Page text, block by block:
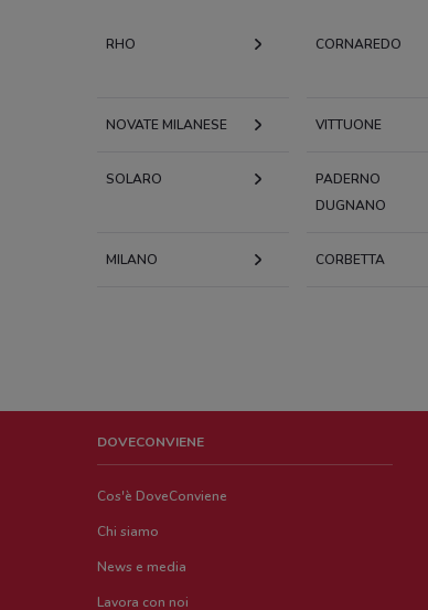
RHO CORNAREDO
NOVATE MILANESE VITTUONE
SOLARO
PADERNO
DUGNANO
MILANO CORBETTA
DOVECONVIENE
Cos'è DoveConviene
Chi siamo
News e media
Lavora con noi